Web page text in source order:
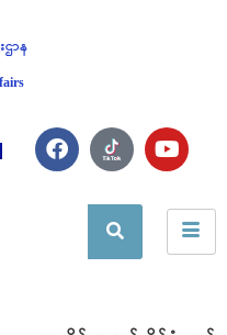
ဌာန